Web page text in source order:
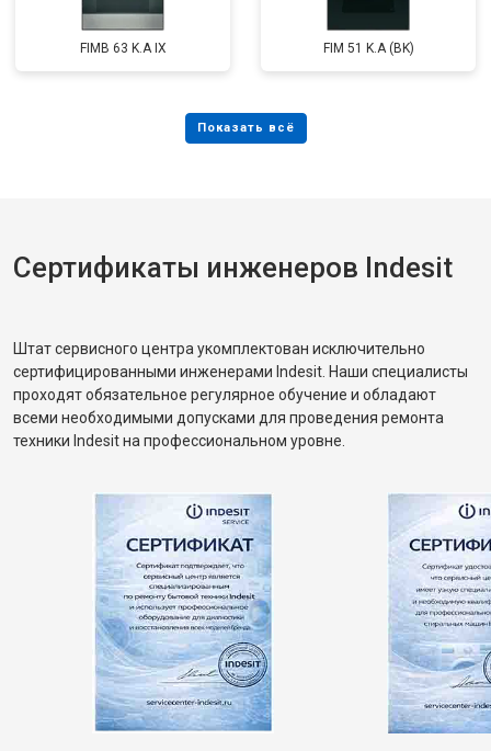
FIMB 63 K.A IX FIM 51 K.A (BK)
Сертификаты инженеров Indesit
Штат сервисного центра укомплектован исключительно
сертифицированными инженерами Indesit. Наши специалисты
проходят обязательное регулярное обучение и обладают
всеми необходимыми допусками для проведения ремонта
техники Indesit на профессиональном уровне.